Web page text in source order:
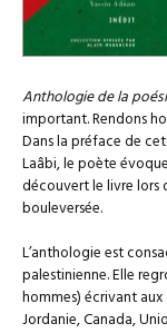
Anthologie de la
important. Rendons
Dans la préface de
Laâbi, le poète
découvert le livre lors
bouleversée.
L’anthologie est
palestinienne. Elle
hommes) écrivant
Jordanie, Canada,